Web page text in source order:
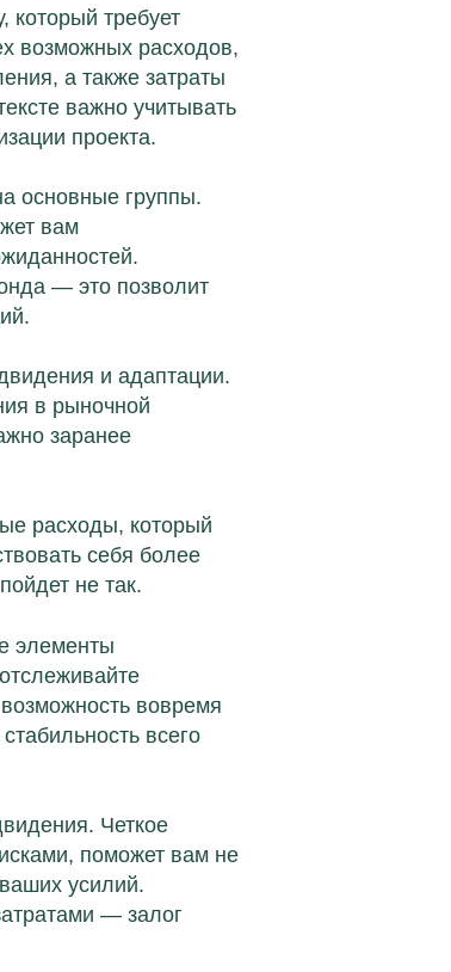
требует
возможных расходов,
а также затраты
важно учитывать
проекта.
основные группы.
вам
— это позволит
и адаптации.
в рыночной
заранее
расходы, который
себя более
не так.
элементы
вовремя
всего
Четкое
поможет вам не
усилий.
— залог